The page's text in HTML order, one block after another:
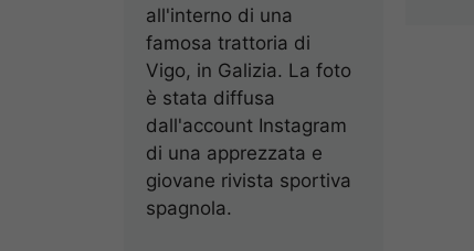
all'interno di una
famosa trattoria di
Vigo, in Galizia. La foto
è stata diffusa
dall'account Instagram
di una apprezzata e
giovane rivista sportiva
spagnola.